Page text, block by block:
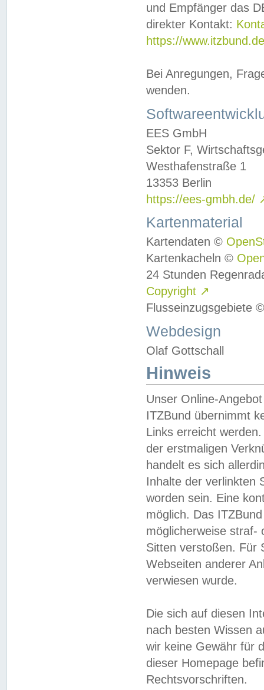
und Empfänger das
direkter Kontakt:
https://
Bei Anregungen,
wenden.
EES GmbH
Sektor F,
Westhafenstraße 1
13353 Berlin
https://ees-gmbh.de/
Kartenmaterial
Kartendaten ©
Kartenkacheln ©
24 Stunden
Copyright ↗
Flusseinzugsgebiete
Webdesign
Olaf Gottschall
Hinweis
Unser Online-
ITZBund übernimmt
Links erreicht
der erstmaligen
handelt es sich
Inhalte der verlinkten
worden sein. Eine
möglich. Das
möglicherweise straf-
Sitten verstoßen. Für
Webseiten anderer
verwiesen wurde.
Die sich auf diesen
nach besten Wissen
wir keine Gewähr für
dieser Homepage
Rechtsvorschriften.